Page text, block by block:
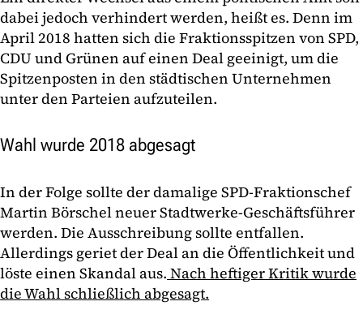
dabei jedoch verhindert werden, heißt es. Denn im
April 2018 hatten sich die Fraktionsspitzen von SPD,
CDU und Grünen auf einen Deal geeinigt, um die
Spitzenposten in den städtischen Unternehmen
unter den Parteien aufzuteilen.
Wahl wurde 2018 abgesagt
In der Folge sollte der damalige SPD-Fraktionschef
Martin Börschel neuer Stadtwerke-Geschäftsführer
werden. Die Ausschreibung sollte entfallen.
Allerdings geriet der Deal an die Öffentlichkeit und
löste einen Skandal aus. Nach heftiger Kritik wurde
die Wahl schließlich abgesagt.